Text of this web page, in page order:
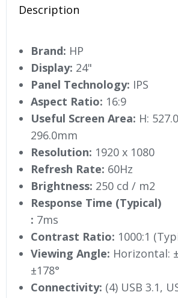
Description
Brand: HP
Display: 24"
Panel Technology: IPS
Aspect Ratio: 16:9
Useful Screen Area: H:
296.0mm
Resolution: 1920 x 1080
Refresh Rate: 60Hz
Brightness: 250 cd / m2
Response Time (Typical)
: 7ms
Contrast Ratio: 1000:1
Viewing Angle: Horizontal:
±178°
Connectivity: (4) USB 3.1,